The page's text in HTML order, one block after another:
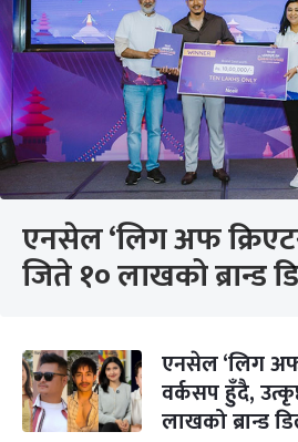
एनसेल ‘लिग अफ
जिते १० लाखको ब्रान्ड
एनसेल ‘लिग अफ
वर्कसप हुँदै,
लाखको ब्रान्ड